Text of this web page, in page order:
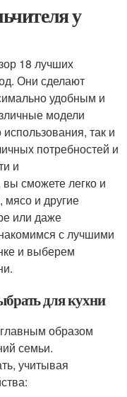
у
18 лучших
Они сделают
удобным и
модели
так и
потребностей и
и
вы сможете легко и
мясо и другие
или даже
с лучшими
и выберем
для кухни
образом
семьи.
учитывая